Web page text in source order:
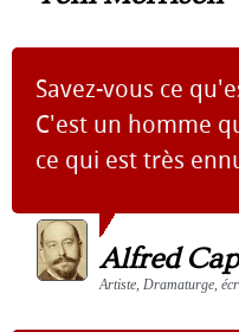
Savez-vous ce
C'est un homme
ce qui est très
Alfred
Artiste, Dramaturge,